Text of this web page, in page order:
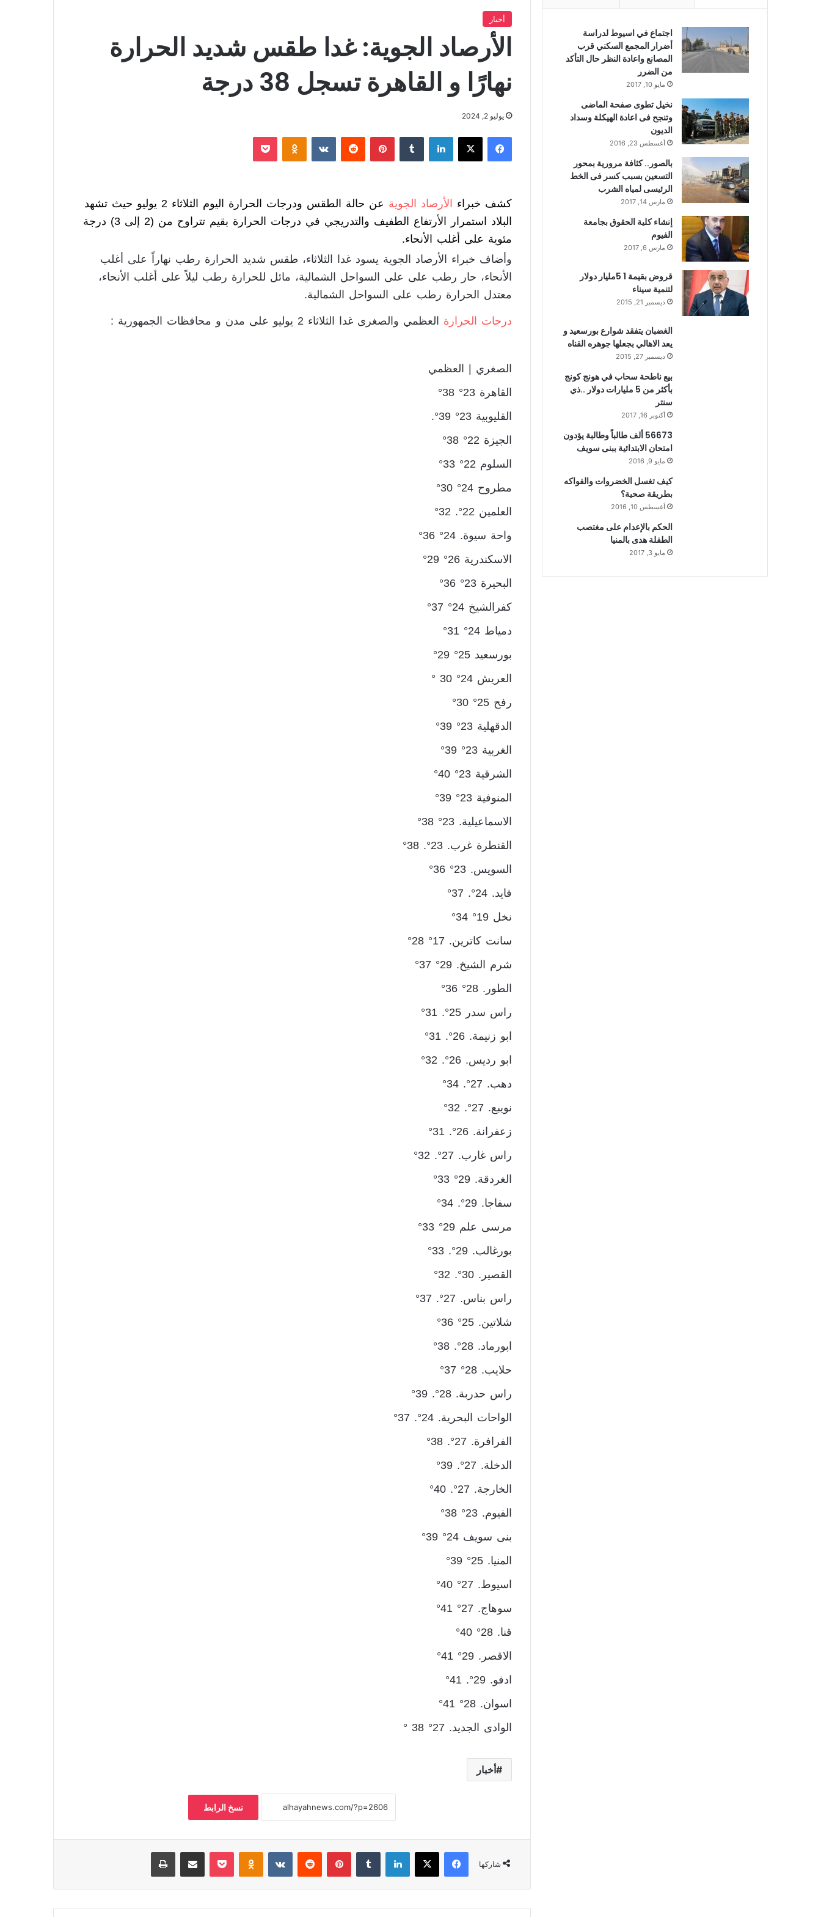
أخبار
الأرصاد الجوية: غدا طقس شديد الحرارة
نهارًا و القاهرة تسجل 38 درجة
يوليو 2, 2024
فيسبوك لينكدإن بينتيريست
كشف خبراء الأرصاد الجوية
عن حالة الطقس ودرجات الحرارة اليوم الثلاثاء 2 يوليو حيث تشهد
البلاد استمرار الأرتفاع الطفيف والتدريجي في درجات الحرارة بقيم تتراوح من (2 إلى 3) درجة
مئوية على أغلب الأنحاء.
وأضاف خبراء الأرصاد الجوية يسود غدا الثلاثاء، طقس شديد الحرارة رطب نهاراً على أغلب
الأنحاء، حار رطب على على السواحل الشمالية، مائل للحرارة رطب ليلاً على أغلب الأنحاء،
معتدل الحرارة رطب على السواحل الشمالية.
درجات الحرارة العظمي والصغرى غدا الثلاثاء 2 يوليو على مدن و محافظات الجمهورية :
الصغري | العظمي
القاهرة 23° 38°
القليوبية 23° 39°.
الجيزة 22° 38°
السلوم 22° 33°
مطروح 24° 30°
العلمين 22°. 32°
واحة سيوة. 24° 36°
الاسكندرية 26° 29°
البحيرة 23° 36°
كفرالشيخ 24° 37°
دمياط 24° 31°
بورسعيد 25° 29°
العريش 24° 30 °
رفح 25° 30°
الدقهلية 23° 39°
الغربية 23° 39°
الشرقية 23° 40°
المنوفية 23° 39°
الاسماعيلية. 23° 38°
القنطرة غرب. 23°. 38°
السويس. 23° 36°
فايد. 24°. 37°
نخل 19° 34°
سانت كاترين. 17° 28°
شرم الشيخ. 29° 37°
الطور. 28° 36°
راس سدر 25°. 31°
ابو زنيمة. 26°. 31°
ابو رديس. 26°. 32°
دهب. 27°. 34°
نويبع. 27°. 32°
زعفرانة. 26°. 31°
راس غارب. 27°. 32°
الغردقة. 29° 33°
سفاجا. 29°. 34°
مرسى علم 29° 33°
بورغالب. 29°. 33°
القصير. 30°. 32°
راس بناس. 27°. 37°
شلاتين. 25° 36°
ابورماد. 28°. 38°
حلايب. 28° 37°
راس حدربة. 28°. 39°
الواحات البحرية. 24°. 37°
الفرافرة. 27°. 38°
الدخلة. 27°. 39°
الخارجة. 27°. 40°
الفيوم. 23° 38°
بنى سويف 24° 39°
المنيا. 25° 39°
اسيوط. 27° 40°
سوهاج. 27° 41°
قنا. 28° 40°
الاقصر. 29° 41°
ادفو. 29°. 41°
اسوان. 28° 41°
الوادى الجديد. 27° 38 °
أخبار
نسخ الرابط
شاركها
فيسبوك لينكدإن بينتيريست بوكيت
اجتماع في اسيوط لدراسة
أضرار المجمع السكني قرب
المصانع واعادة النظر حال التأكد
من الضرر
مايو 10, 2017
نخيل تطوى صفحة الماضى
وتنجح فى اعادة الهيكلة وسداد
الديون
أغسطس 23, 2016
بالصور.. كثافة مرورية بمحور
التسعين بسبب كسر فى الخط
الرئيسى لمياه الشرب
مارس 14, 2017
إنشاء كلية الحقوق بجامعة
الفيوم
مارس 6, 2017
قروض بقيمة 1 5مليار دولار
لتنمية سيناء
ديسمبر 21, 2015
الغضبان يتفقد شوارع بورسعيد و
يعد الاهالي بجعلها جوهره القناه
ديسمبر 27, 2015
بيع ناطحة سحاب في هونج كونج
بأكثر من 5 مليارات دولار ..ذي
سنتر
أكتوبر 16, 2017
56673 ألف طالباً وطالبة يؤدون
امتحان الابتدائية ببنى سويف
مايو 9, 2016
كيف تغسل الخضروات والفواكه
بطريقة صحية؟
أغسطس 10, 2016
الحكم بالإعدام على مغتصب
الطفلة هدى بالمنيا
مايو 3, 2017